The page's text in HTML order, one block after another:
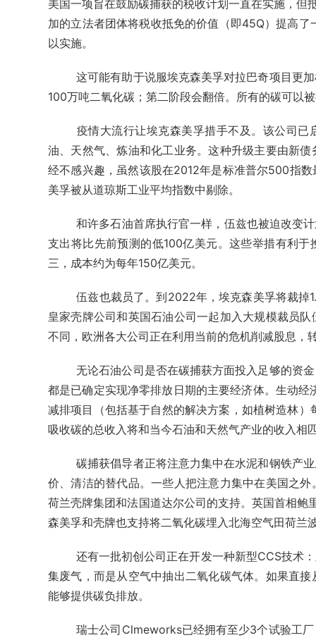
美国一项旨在鼓励碳捕获的税收计划一直在实施，
加的立法者团体将税收抵免的价值（即45Q）提高
以实施。
这可能有助于说服埃克森美孚对拉巴奇项目更
100万吨二氧化碳；第二阶段会翻倍。所有的碳可以
疫情大流行让埃克森美孚措手不及。该公司
油、天然气、炼油和化工业务。这种升级主要由新
经不感兴趣，虽然该股在2012年是标准普尔500指
美孚被从道琼斯工业平均指数中剔除。
和许多石油首席执行官一样，伍兹也被迫改变
支出将比先前预测的低100亿美元。这些举措有利
三，成本约为每年150亿美元。
伍兹也裁员了。到2022年，埃克森美孚将裁掉
皇家壳牌公司和英国石油公司一起加入大规模裁员
不同，欧洲各大公司正在利用当前的危机削减股息，
无论石油公司是否在碳捕获方面投入足够的资
都是已确定实现净零排放日期的主要经济体。生动
减排项目（包括基于自然的解决方案，如植树造林
吸收碳的总收入将和当今石油和天然气产业的收入相
碳捕获倡导者正将注意力集中在水泥和钢铁产
价、清洁的替代品。一些人把注意力集中在美国之
荷兰壳牌集团和法国道达尔公司的支持。英国首相鲍
森美孚和壳牌也支持将二氧化碳埋入北海空气田荷兰
还有一批初创公司正在开发一种新型CCS技术
集废气，而是从空气中抽出二氧化碳气体。如果直
能够提供碳负排放。
瑞士公司Clmeworks已经拥有至少3个试验工